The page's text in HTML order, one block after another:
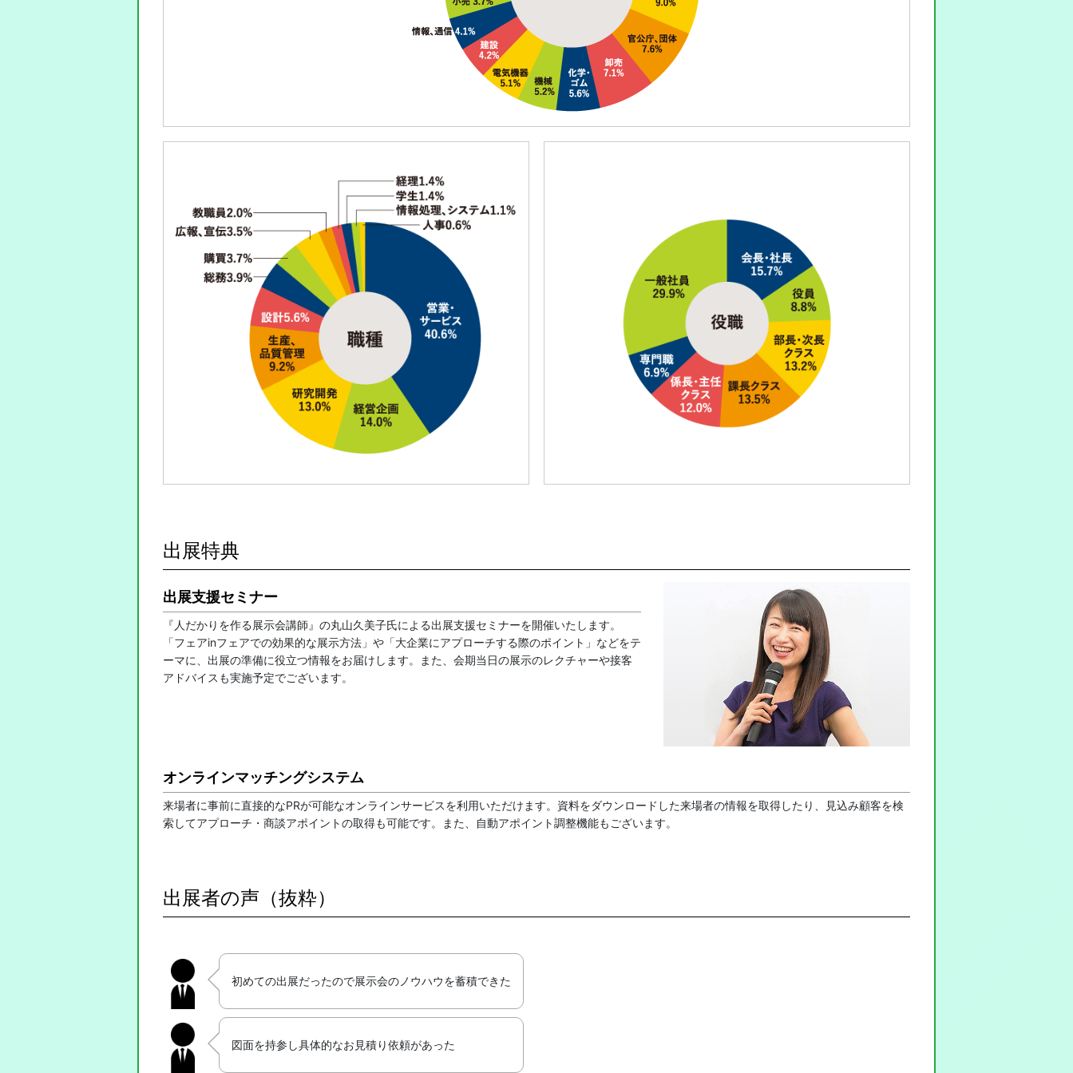
出展特典
出展支援セミナー
『人だかりを作る展示会講師』の丸山久美子氏による出展支援セミナーを開催いたします。
「フェアinフェアでの効果的な展示方法」や「大企業にアプローチする際のポイント」などをテ
ーマに、出展の準備に役立つ情報をお届けします。また、会期当日の展示のレクチャーや接客
アドバイスも実施予定でございます。
オンラインマッチングシステム
来場者に事前に直接的なPRが可能なオンラインサービスを利用いただけます。資料をダウンロードした来場者の情報を取得したり、見込み顧客を検
索してアプローチ・商談アポイントの取得も可能です。また、自動アポイント調整機能もございます。
出展者の声（抜粋）
初めての出展だったので展示会のノウハウを蓄積できた
図面を持参し具体的なお見積り依頼があった